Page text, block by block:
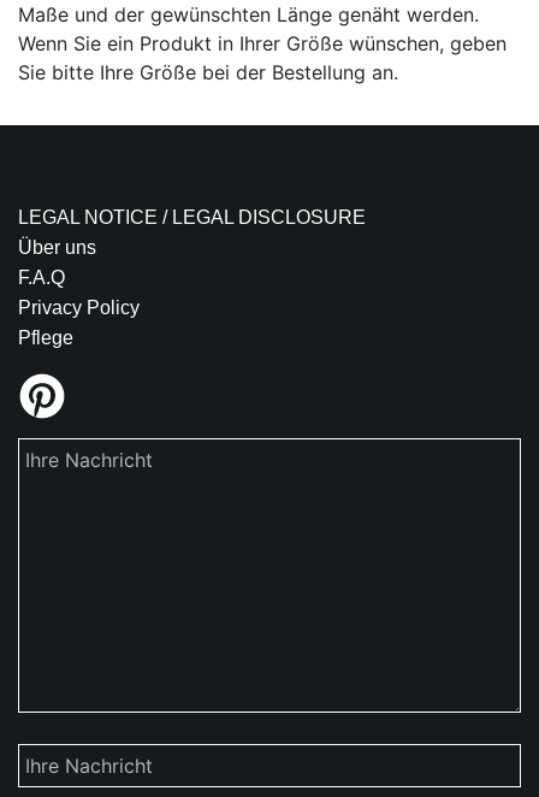
Maße und der gewünschten Länge genäht werden.
Wenn Sie ein Produkt in Ihrer Größe wünschen, geben
Sie bitte Ihre Größe bei der Bestellung an.
LEGAL NOTICE / LEGAL DISCLOSURE
Über uns
F.A.Q
Privacy Policy
Pflege